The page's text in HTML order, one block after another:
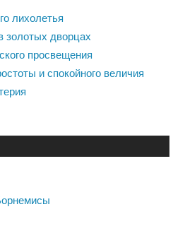
лихолетья
золотых дворцах
просвещения
и спокойного величия